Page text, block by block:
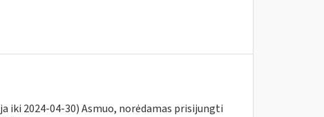
iki 2024-04-30) Asmuo, norėdamas prisijungti